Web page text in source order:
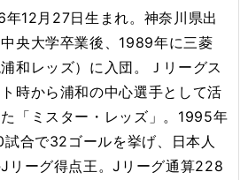
年12月27日生まれ。神奈川県出
央大学卒業後、1989年に三菱
浦和レッズ）に入団。Ｊリーグス
時から浦和の中心選手として活
「ミスター・レッズ」。1995年
試合で32ゴールを挙げ、日本人
リーグ得点王。Jリーグ通算228